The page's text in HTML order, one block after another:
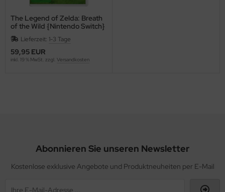
The Legend of Zelda: Breath
of the Wild {Nintendo Switch}
Lieferzeit: 1-3 Tage
59,95 EUR
inkl. 19 % MwSt. zzgl. Versandkosten
Abonnieren Sie unseren Newsletter
Kostenlose exklusive Angebote und Produktneuheiten per E-Mail